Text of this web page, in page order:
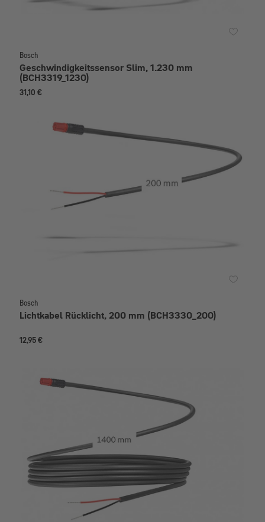
Bosch
Geschwindigkeitssensor Slim, 1.230 mm
(BCH3319_1230)
31,10 €
Bosch
Lichtkabel Rücklicht, 200 mm (BCH3330_200)
12,95 €